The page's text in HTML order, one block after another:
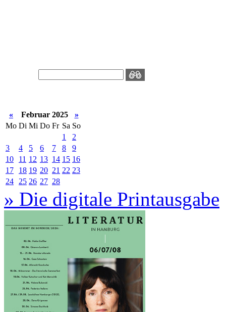
« Februar 2025
»
Mo Di Mi Do Fr Sa So
1
2
3
4 5 6 7 8
9
10
11 12 13 14 15 16
17
18 19 20 21 22 23
24
25 26 27 28
» Die digitale Printausgabe